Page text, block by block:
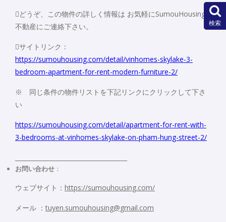
どうぞ、この物件の詳しく情報は お気軽にSumouHousing
不動産にご連絡下さい。
サイトリンク：
https://sumouhousing.com/detail/vinhomes-skylake-3-
bedroom-apartment-for-rent-modern-furniture-2/
※ 同じ条件の物件リストを下記リンクにクリックして下さ
い
https://sumouhousing.com/detail/apartment-for-rent-with-
3-bedrooms-at-vinhomes-skylake-on-pham-hung-street-2/
お問い合わせ ：
ウェブサイト： https://sumouhousing.com/
メール ： tuyen.sumouhousing@gmail.com
検索